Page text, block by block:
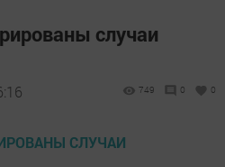
случаи
749 0 0